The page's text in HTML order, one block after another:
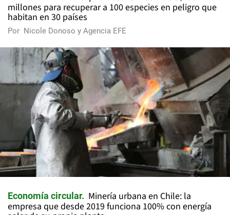
millones para recuperar a 100 especies en peligro que
habitan en 30 países
Por Nicole Donoso y Agencia EFE
Economía circular
Minería urbana en Chile: la
empresa que desde 2019 funciona 100% con energía